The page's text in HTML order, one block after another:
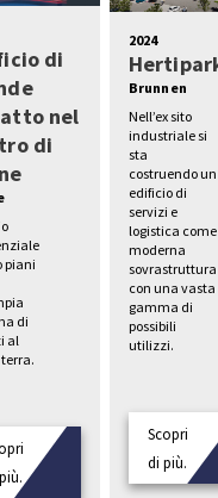
di
nel
di
piani
di
al
2024
Brunnen
Nell’ex sito
industriale si
sta
costruendo un
edificio di
servizi e
logistica come
moderna
sovrastruttura
con una vasta
gamma di
possibili
utilizzi.
Scopri
di più.